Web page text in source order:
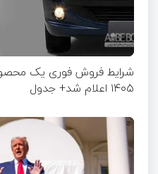
شرایط فروش فوری یک محصول
۱۴۰۵ اعلام شد+ جدول